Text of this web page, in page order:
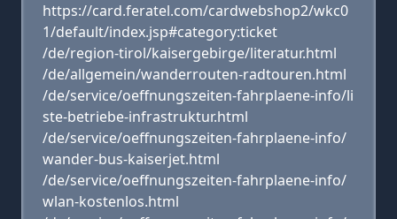
https://card.feratel.com/cardwebshop2/wkc0
1/default/index.jsp#category:ticket
/de/region-tirol/kaisergebirge/literatur.html
/de/allgemein/wanderrouten-radtouren.html
/de/service/oeffnungszeiten-fahrplaene-info/li
ste-betriebe-infrastruktur.html
/de/service/oeffnungszeiten-fahrplaene-info/
wander-bus-kaiserjet.html
/de/service/oeffnungszeiten-fahrplaene-info/
wlan-kostenlos.html